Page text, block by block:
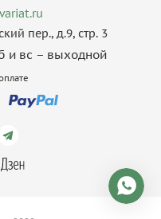
пер., д.9, стр. 3
и вс – выходной